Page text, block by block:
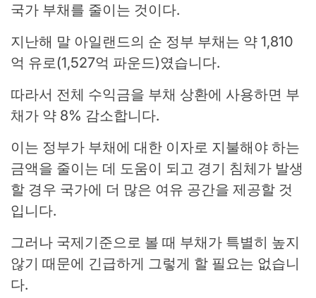
국가 부채를 줄이는 것이다.
지난해 말 아일랜드의 순 정부 부채는 약 1,810
억 유로(1,527억 파운드)였습니다.
따라서 전체 수익금을 부채 상환에 사용하면 부
채가 약 8% 감소합니다.
이는 정부가 부채에 대한 이자로 지불해야 하는
금액을 줄이는 데 도움이 되고 경기 침체가 발생
할 경우 국가에 더 많은 여유 공간을 제공할 것
입니다.
그러나 국제기준으로 볼 때 부채가 특별히 높지
않기 때문에 긴급하게 그렇게 할 필요는 없습니
다.